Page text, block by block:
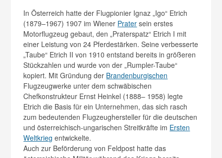
In Österreich hatte der Flugpionier Ignaz „Igo“ Etrich
(1879–1967) 1907 im Wiener Prater sein erstes
Motorflugzeug gebaut, den „Praterspatz“ Etrich I mit
einer Leistung von 24 Pferdestärken. Seine verbesserte
„Taube“ Etrich II von 1910 entstand bereits in größeren
Stückzahlen und wurde von der „Rumpler-Taube“
kopiert. Mit Gründung der Brandenburgischen
Flugzeugwerke unter dem schwäbischen
Chefkonstrukteur Ernst Heinkel (1888– 1958) legte
Etrich die Basis für ein Unternehmen, das sich rasch
zum bedeutenden Flugzeughersteller für die deutschen
und österreichisch-ungarischen Streitkräfte im Ersten
Weltkrieg entwickelte.
Auch zur Beförderung von Feldpost hatte das